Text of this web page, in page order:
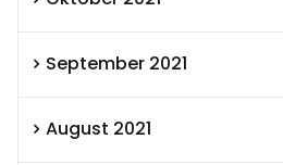
September 2021
August 2021